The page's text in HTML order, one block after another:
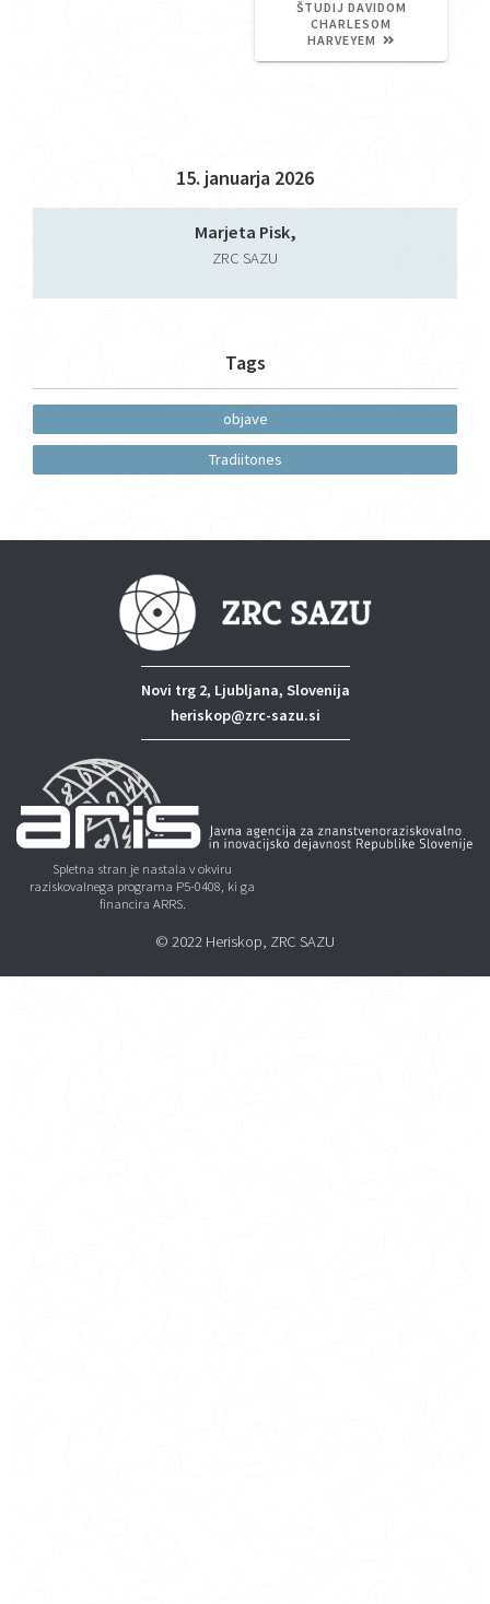
15. januarja 2026
Marjeta Pisk,
ZRC SAZU
Tags
objave
Tradiitones
ŠTUDIJ DAVIDOM
CHARLESOM
HARVEYEM
Novi trg 2, Ljubljana, Slovenija
heriskop@zrc-sazu.si
Spletna stran je nastala v okviru
raziskovalnega programa P5-0408, ki ga
financira ARRS.
© 2022 Heriskop, ZRC SAZU